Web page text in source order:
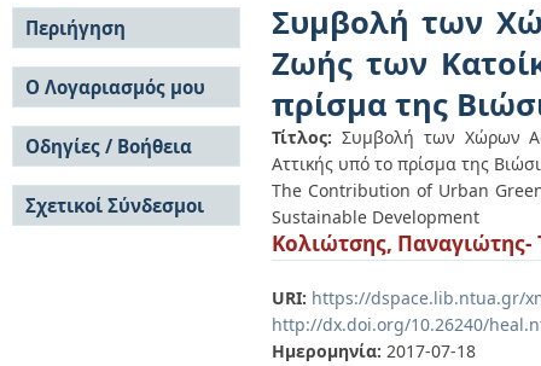
Συμβολή των
Ζωής των
πρίσμα της
Τίτλος: Συμβολή των Χώρων
Αττικής υπό το πρίσμα της
The Contribution of Urban
Sustainable Development
Κολιώτσης, Παναγιώτης-
URI: https://dspace.lib.ntua.gr/
http://dx.doi.org/10.26240/
Ημερομηνία: 2017-07-18
Περιήγηση
Σε όλο το DSpace
Κοινότητες & Συλλογές
Ανά Ημερομηνία
Έκδοσης
Συγγραφείς
Τίτλοι
Θέματα
Ο Λογαριασμός μου
Σύνδεση
Εγγραφή
Οδηγίες / Βοήθεια
Οδηγίες Υποβολής
Οδηγίες Χρήσης ΙΑ
Συχνές Ερωτήσεις
Σχετικοί Σύνδεσμοι